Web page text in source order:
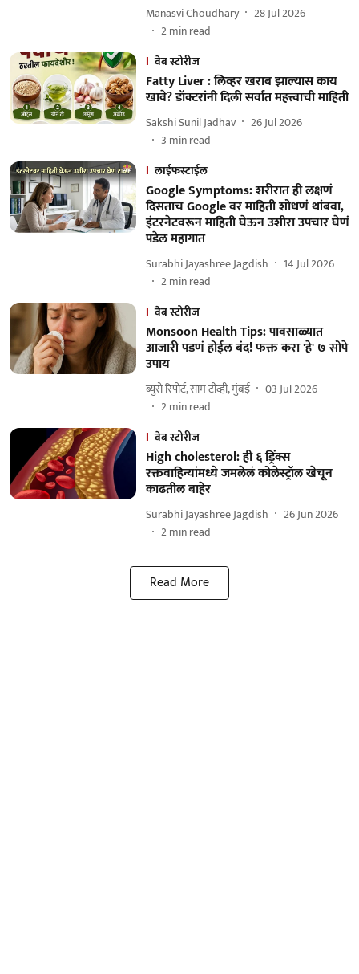
Manasvi Choudhary
28 Jul 2026
2min read
वेब स्टोरीज
Fatty Liver : लिव्हर खराब झाल्यास काय
खावे? डॉक्टरांनी दिली सर्वात महत्त्वाची माहिती
Sakshi Sunil Jadhav
26 Jul 2026
3 min read
लाईफस्टाईल
Google Symptoms: शरीरात ही लक्षणं
दिसताच Google वर माहिती शोधणं थांबवा,
इंटरनेटवरून माहिती घेऊन उशीरा उपचार घेणं
पडेल महागात
Surabhi Jayashree Jagdish
14 Jul 2026
2min read
वेब स्टोरीज
Monsoon Health Tips: पावसाळ्यात
आजारी पडणं होईल बंद! फक्त करा 'हे' ७ सोपे
उपाय
ब्युरो रिपोर्ट, साम टीव्ही, मुंबई
03 Jul 2026
2min read
वेब स्टोरीज
High cholesterol: ही ६ ड्रिंक्स
रक्तवाहिन्यांमध्ये जमलेलं कोलेस्ट्रॉल खेचून
काढतील बाहेर
Surabhi Jayashree Jagdish
26 Jun 2026
2min read
Read More